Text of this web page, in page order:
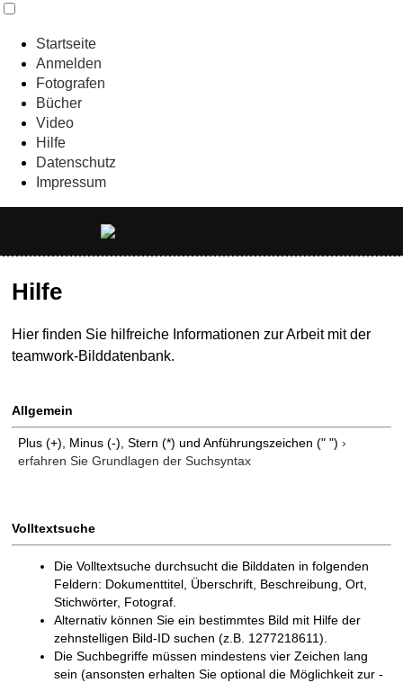
Startseite
Anmelden
Fotografen
Bücher
Video
Hilfe
Datenschutz
Impressum
Hilfe
Hier finden Sie hilfreiche Informationen zur Arbeit mit der
teamwork-Bilddatenbank.
Allgemein
Plus (+), Minus (-), Stern (*) und Anführungszeichen (" ")›
erfahren Sie Grundlagen der Suchsyntax
Volltextsuche
Die Volltextsuche durchsucht die Bilddaten in folgenden
Feldern: Dokumenttitel, Überschrift, Beschreibung, Ort,
Stichwörter, Fotograf.
Alternativ können Sie ein bestimmtes Bild mit Hilfe der
zehnstelligen Bild-ID suchen (z.B. 1277218611).
Die Suchbegriffe müssen mindestens vier Zeichen lang
sein (ansonsten erhalten Sie optional die Möglichkeit zur -